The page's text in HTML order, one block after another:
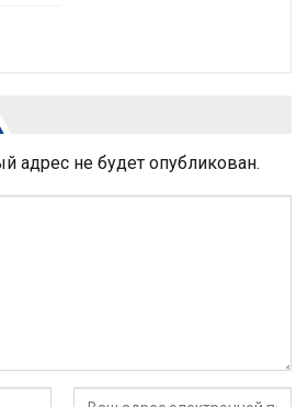
адрес не будет опубликован.